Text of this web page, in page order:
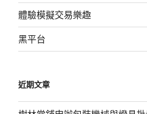
體驗模擬交易樂趣
黑平台
近期文章